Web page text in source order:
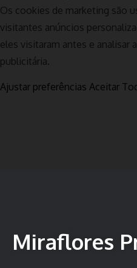
Os cookies de marketing são
visitantes anúncios
eles visitaram antes e analisar
publicitária.
Ajustar preferências Aceitar
Miraflores